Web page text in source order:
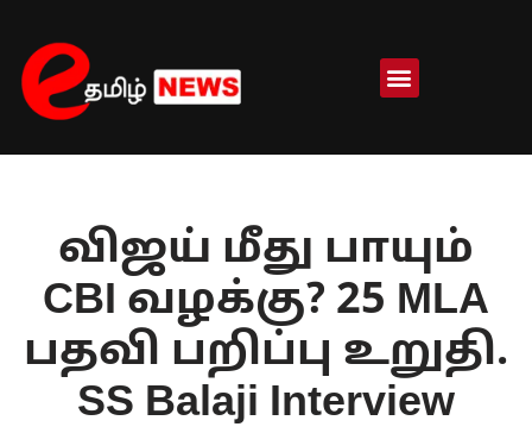
Skip
to
content
விஜய் மீது பாயும்
CBI வழக்கு? 25 MLA
பதவி பறிப்பு உறுதி.
SS Balaji Interview